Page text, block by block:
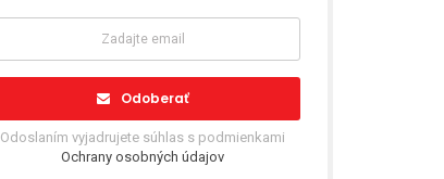
Odoberať
Odoslaním vyjadrujete súhlas s podmienkami
Ochrany osobných údajov